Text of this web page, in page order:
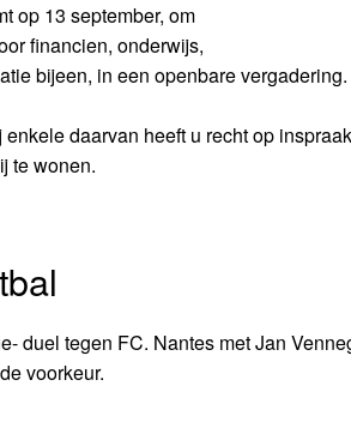
op 13 september, om
financien, onderwijs,
bijeen, in een openbare vergadering.
daarvan heeft u recht op
te wonen.
duel tegen FC. Nantes met Jan
voorkeur.